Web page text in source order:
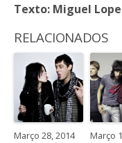
Texto: Miguel
RELACIONADOS
Março 28, 2014 Março